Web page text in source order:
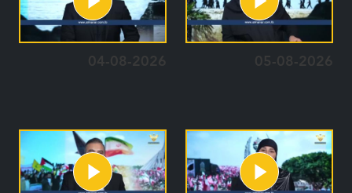
05-08-2026
04-08-2026